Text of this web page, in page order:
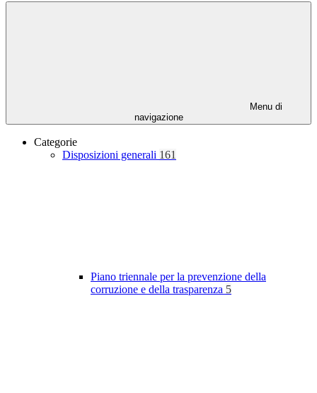
Menu di
navigazione
Categorie
Disposizioni generali 161
Piano triennale per la prevenzione della
corruzione e della trasparenza 5